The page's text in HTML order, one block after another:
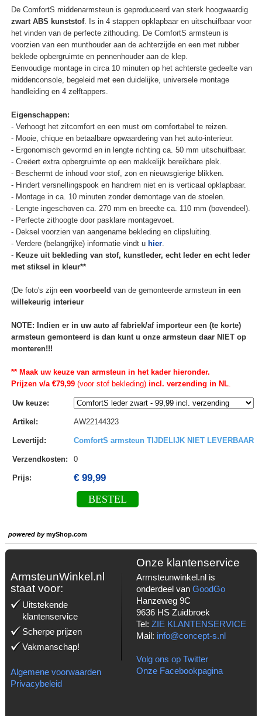
De ComfortS middenarmsteun is geproduceerd van sterk hoogwaardig
zwart ABS kunststof. Is in 4 stappen opklapbaar en uitschuifbaar voor
het vinden van de perfecte zithouding. De ComfortS armsteun is
voorzien van een munthouder aan de achterzijde en een met rubber
beklede opbergruimte en pennenhouder aan de klep.
Eenvoudige montage in circa 10 minuten op het achterste gedeelte van
middenconsole, begeleid met een duidelijke, universele montage
handleiding en 4 zelftappers.
Eigenschappen:
- Verhoogt het zitcomfort en een must om comfortabel te reizen.
- Mooie, chique en betaalbare opwaardering van het auto-interieur.
- Ergonomisch gevormd en in lengte richting ca. 50 mm uitschuifbaar.
- Creëert extra opbergruimte op een makkelijk bereikbare plek.
- Beschermt de inhoud voor stof, zon en nieuwsgierige blikken.
- Hindert versnellingspook en handrem niet en is verticaal opklapbaar.
- Montage in ca. 10 minuten zonder demontage van de stoelen.
- Lengte ingeschoven ca. 270 mm en breedte ca. 110 mm (bovendeel).
- Perfecte zithoogte door pasklare montagevoet.
- Deksel voorzien van aangename bekleding en clipsluiting.
- Verdere (belangrijke) informatie vindt u hier.
- Keuze uit bekleding van stof, kunstleder, echt leder en echt leder
met stiksel in kleur**
(De foto's zijn een voorbeeld van de gemonteerde armsteun in een
willekeurig interieur
NOTE: Indien er in uw auto af fabriek/af importeur een (te korte)
armsteun gemonteerd is dan kunt u onze armsteun daar NIET op
monteren!!!
** Maak uw keuze van armsteun in het kader hieronder.
Prijzen v/a €79,99(voor stof bekleding)incl. verzending in NL.
Uw keuze:
Artikel : AW22144323
Levertijd : ComfortS armsteun TIJDELIJK NIET LEVERBAAR
Verzendkosten: 0
Prijs: € 99,99
BESTEL
powered bymyShop.com
ArmsteunWinkel.nl
staat voor:
Uitstekende
klantenservice
Scherpe prijzen
Vakmanschap!
Algemene voorwaarden
Privacybeleid
Onze klantenservice
Armsteunwinkel.nl is
onderdeel van GoodGo
Hanzeweg 9C
9636 HS Zuidbroek
Tel: ZIE KLANTENSERVICE
Mail: info@concept-s.nl
Volg ons op Twitter
Onze Facebookpagina